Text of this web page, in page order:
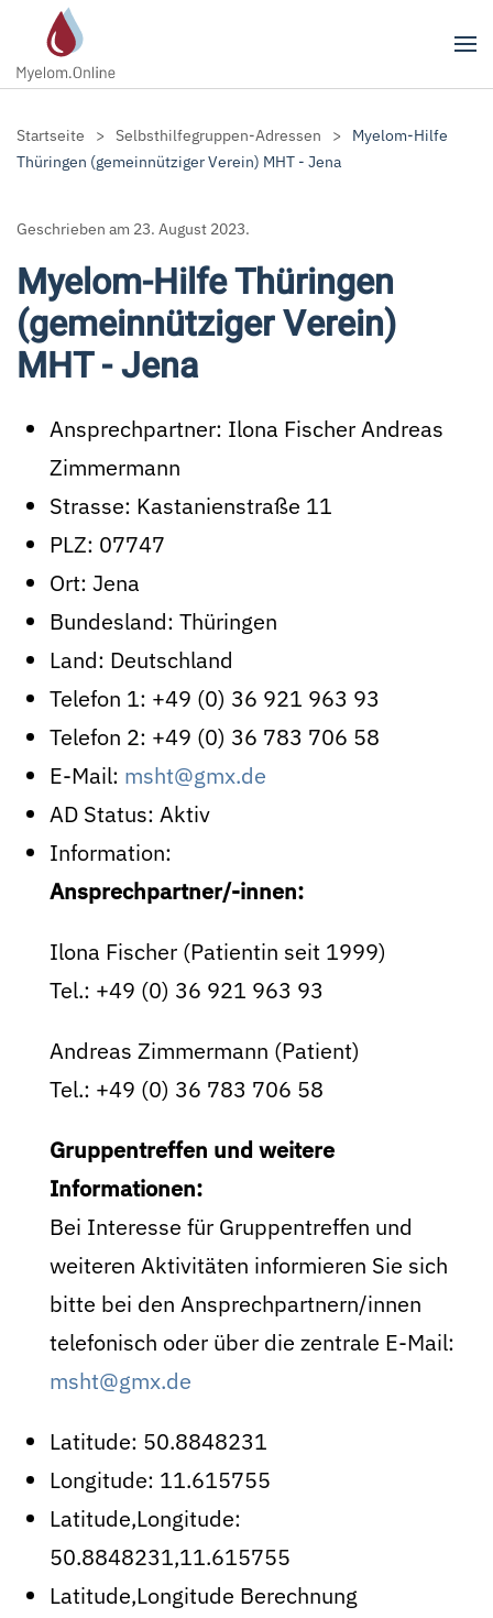
Zum Hauptinhalt springen
Startseite Selbsthilfegruppen-Adressen
Myelom-Hilfe
Thüringen (gemeinnütziger Verein) MHT - Jena
Geschrieben am 23. August 2023.
Myelom-Hilfe Thüringen
(gemeinnütziger Verein)
MHT - Jena
Ansprechpartner: Ilona Fischer Andreas
Zimmermann
Strasse: Kastanienstraße 11
PLZ: 07747
Ort: Jena
Bundesland: Thüringen
Land: Deutschland
Telefon 1: +49 (0) 36 921 963 93
Telefon 2: +49 (0) 36 783 706 58
E-Mail: msht@gmx.de
AD Status: Aktiv
Information:
Ansprechpartner/-innen:
Ilona Fischer (Patientin seit 1999)
Tel.: +49 (0) 36 921 963 93
Andreas Zimmermann (Patient)
Tel.: +49 (0) 36 783 706 58
Gruppentreffen und weitere
Informationen:
Bei Interesse für Gruppentreffen und
weiteren Aktivitäten informieren Sie sich
bitte bei den Ansprechpartnern/innen
telefonisch oder über die zentrale E-Mail:
msht@gmx.de
Latitude: 50.8848231
Longitude: 11.615755
Latitude,Longitude:
50.8848231,11.615755
Latitude,Longitude Berechnung